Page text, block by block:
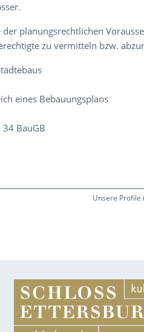
planungsrechtlichen
zu vermitteln bzw.
eines Bebauungsplans
BauGB
Unsere Profile